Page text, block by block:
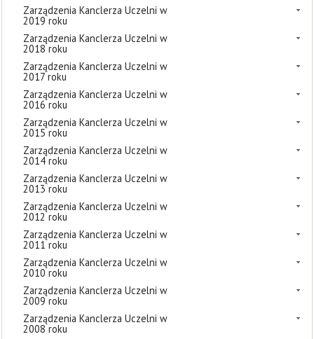
Zarządzenia Kanclerza Uczelni w
2019 roku
Zarządzenia Kanclerza Uczelni w
2018 roku
Zarządzenia Kanclerza Uczelni w
2017 roku
Zarządzenia Kanclerza Uczelni w
2016 roku
Zarządzenia Kanclerza Uczelni w
2015 roku
Zarządzenia Kanclerza Uczelni w
2014 roku
Zarządzenia Kanclerza Uczelni w
2013 roku
Zarządzenia Kanclerza Uczelni w
2012 roku
Zarządzenia Kanclerza Uczelni w
2011 roku
Zarządzenia Kanclerza Uczelni w
2010 roku
Zarządzenia Kanclerza Uczelni w
2009 roku
Zarządzenia Kanclerza Uczelni w
2008 roku